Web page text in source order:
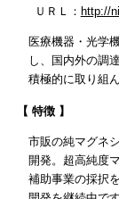
ＵＲＬ： http://
医療機器・光学
し、国内外の調
積極的に取り組
【 特徴 】
市販の純マグネ
開発。超高純度
補助事業の採択